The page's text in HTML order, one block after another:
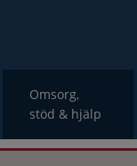
Omsorg,
stöd & hjälp